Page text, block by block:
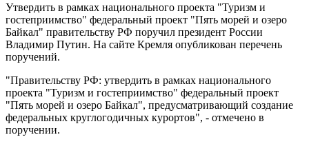
Утвердить в рамках национального проекта "Туризм и
гостеприимство" федеральный проект "Пять морей и озеро
Байкал" правительству РФ поручил президент России
Владимир Путин. На сайте Кремля опубликован перечень
поручений.
"Правительству РФ: утвердить в рамках национального
проекта "Туризм и гостеприимство" федеральный проект
"Пять морей и озеро Байкал", предусматривающий создание
федеральных круглогодичных курортов", - отмечено в
поручении.